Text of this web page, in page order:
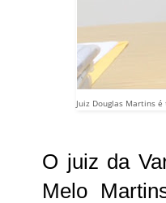
Juiz Douglas Martins
O juiz da
Melo